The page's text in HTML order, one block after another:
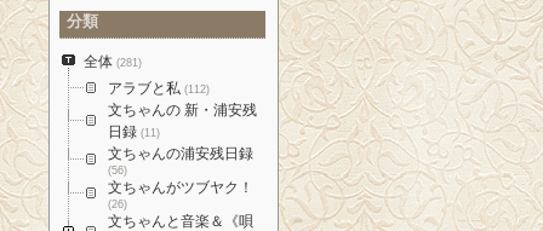
分類
全体 (281)
アラブと私 (112)
文ちゃんの 新・浦安残
日録 (11)
文ちゃんの浦安残日録
(56)
文ちゃんがツブヤク！
(26)
文ちゃんと音楽＆《唄